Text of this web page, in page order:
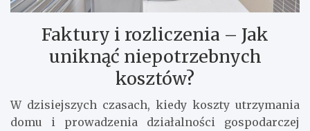
Faktury i rozliczenia – Jak
uniknąć niepotrzebnych
kosztów?
W dzisiejszych czasach, kiedy koszty utrzymania
domu i prowadzenia działalności gospodarczej